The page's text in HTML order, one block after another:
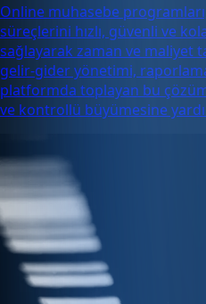
Online muhasebe
süreçlerini hızlı, güvenli ve
sağlayarak zaman ve maliyet
gelir-gider yönetimi,
platformda toplayan bu
ve kontrollü büyümesine